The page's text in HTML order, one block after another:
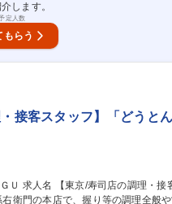
します。
定人数
もらう
・接客スタッフ】「どうと
の理想実業